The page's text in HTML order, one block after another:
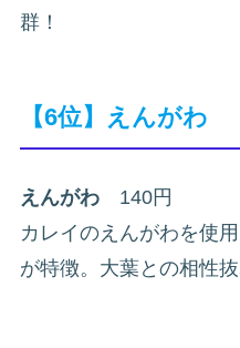
群！
【6位】えんがわ
えんがわ 140円
カレイのえんがわを使
が特徴。大葉との相性